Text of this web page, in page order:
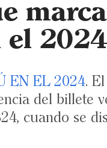
el 2024
EN EL 2024.
del billete
cuando se